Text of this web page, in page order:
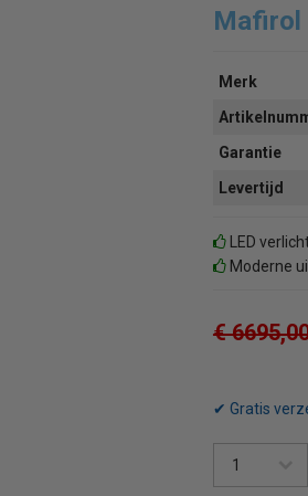
Mafirol
Merk
Garantie
Levertijd
LED
Moderne
€
✔ Gratis